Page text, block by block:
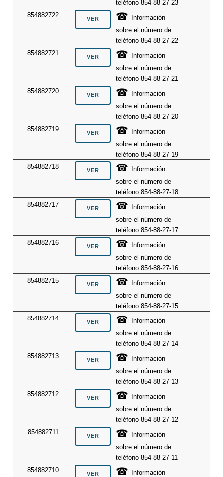
teléfono 854-88-27-23
854882722
☎
Información
sobre el número de
teléfono 854-88-27-22
854882721
☎
Información
sobre el número de
teléfono 854-88-27-21
854882720
☎
Información
sobre el número de
teléfono 854-88-27-20
854882719
☎
Información
sobre el número de
teléfono 854-88-27-19
854882718
☎
Información
sobre el número de
teléfono 854-88-27-18
854882717
☎
Información
sobre el número de
teléfono 854-88-27-17
854882716
☎
Información
sobre el número de
teléfono 854-88-27-16
854882715
☎
Información
sobre el número de
teléfono 854-88-27-15
854882714
☎
Información
sobre el número de
teléfono 854-88-27-14
854882713
☎
Información
sobre el número de
teléfono 854-88-27-13
854882712
☎
Información
sobre el número de
teléfono 854-88-27-12
854882711
☎
Información
sobre el número de
teléfono 854-88-27-11
854882710
☎
Información